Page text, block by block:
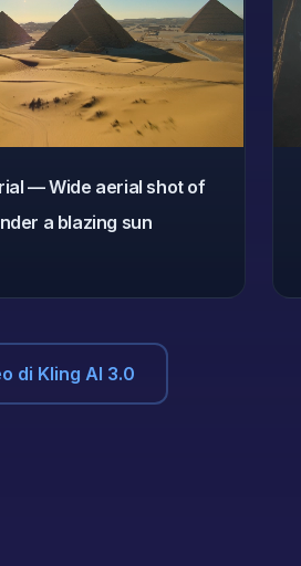
— Wide aerial shot of
a blazing sun
di Kling AI 3.0